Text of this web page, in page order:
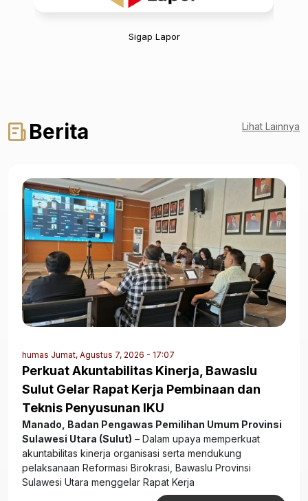
Sigap Lapor
Berita
humas Jumat, Agustus 7, 2026 - 17:07
Perkuat Akuntabilitas Kinerja, Bawaslu
Sulut Gelar Rapat Kerja Pembinaan dan
Teknis Penyusunan IKU
Manado, Badan Pengawas Pemilihan Umum Provinsi
Sulawesi Utara (Sulut) – Dalam upaya memperkuat
akuntabilitas kinerja organisasi serta mendukung
pelaksanaan Reformasi Birokrasi, Bawaslu Provinsi
Sulawesi Utara menggelar Rapat Kerja
Lihat Lainnya